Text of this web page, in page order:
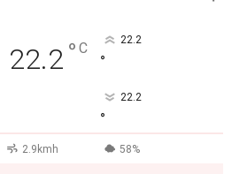
22.2 ° C 22.2
°
22.2
°
2.9kmh 58%